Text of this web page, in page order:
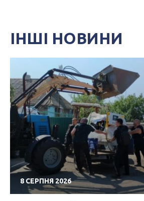
ІНШІ НОВИНИ
8 СЕРПНЯ 2026